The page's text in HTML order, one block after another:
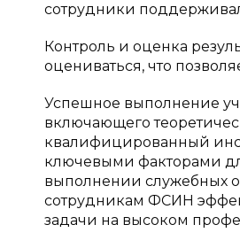
сотрудники
Контроль и оценка
оцениваться, что
Успешное выполнение
включающего
квалифицированный
ключевыми факторами
выполнении служебных
сотрудникам ФСИН
задачи на высоком